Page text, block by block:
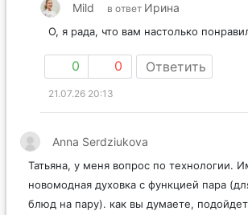
Mild в ответ Ирина
О, я рада, что вам настолько
0 0 Ответить
21.07.26 20:13
Anna Serdziukova
Татьяна, у меня вопрос по технологии.
новомодная духовка с функцией пара
блюд на пару). как вы думаете,